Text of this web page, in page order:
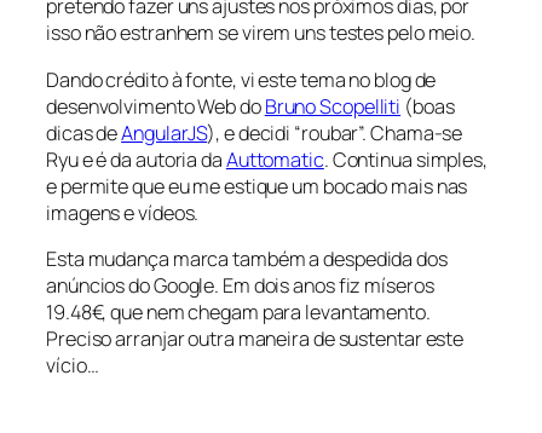
pretendo fazer uns ajustes nos próximos dias, por
isso não estranhem se virem uns testes pelo meio.
Dando crédito à fonte, vi este tema no blog de
desenvolvimento Web doBruno Scopelliti (boas
dicas deAngularJS), e decidi “roubar”. Chama-se
Ryu e é da autoria daAuttomatic. Continua simples,
e permite que eu me estique um bocado mais nas
imagens e vídeos.
Esta mudança marca também a despedida dos
anúncios do Google. Em dois anos fiz míseros
19.48€, que nem chegam para levantamento.
Preciso arranjar outra maneira de sustentar este
vício…